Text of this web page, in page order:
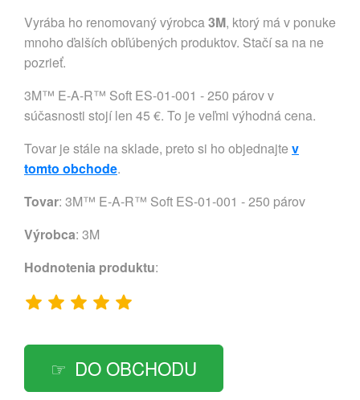
Vyrába ho renomovaný výrobca3M, ktorý má v ponuke
mnoho ďalších obľúbených produktov. Stačí sa na ne
pozrieť.
3M™ E-A-R™ Soft ES-01-001 - 250 párov v
súčasnosti stojí len 45 €. To je veľmi výhodná cena.
Tovar je stále na sklade, preto si ho objednajte v
tomto obchode.
Tovar: 3M™ E-A-R™ Soft ES-01-001 - 250 párov
Výrobca: 3M
Hodnotenia produktu:
DO OBCHODU